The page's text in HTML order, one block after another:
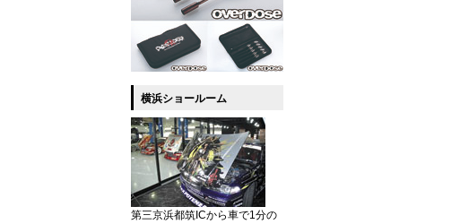
横浜ショールーム
第三京浜都筑ICから車で1分の